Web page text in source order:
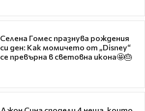
Селена Гомес празнува рождения
си ден: Как момичето от „Disney“
се превърна в световна икона🤩🎂